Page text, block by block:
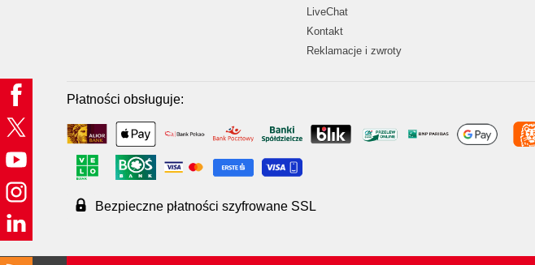
LiveChat
Kontakt
Reklamacje i zwroty
Płatności obsługuje:
Bezpieczne płatności szyfrowane SSL